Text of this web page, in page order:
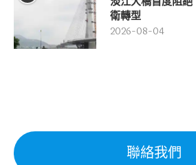
衛轉型
2026-08-04
聯絡我們